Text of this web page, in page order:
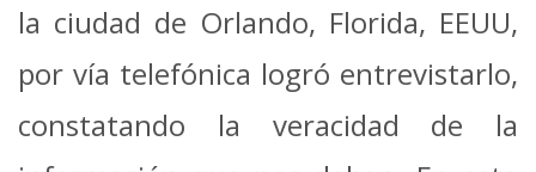
la ciudad de Orlando, Florida, EEUU,
por vía telefónica logró entrevistarlo,
constatando la veracidad de la